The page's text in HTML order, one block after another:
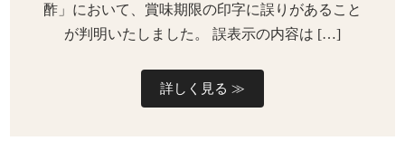
酢」において、賞味期限の印字に誤りがあること
が判明いたしました。 誤表示の内容は […]
詳しく見る ≫